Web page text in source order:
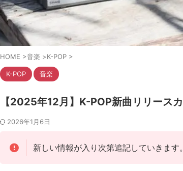
HOME >音楽 >K-POP >
K-POP 音楽
【2025年12月】K-POP新曲リリース
2026年1月6日
新しい情報が入り次第追記していきます。